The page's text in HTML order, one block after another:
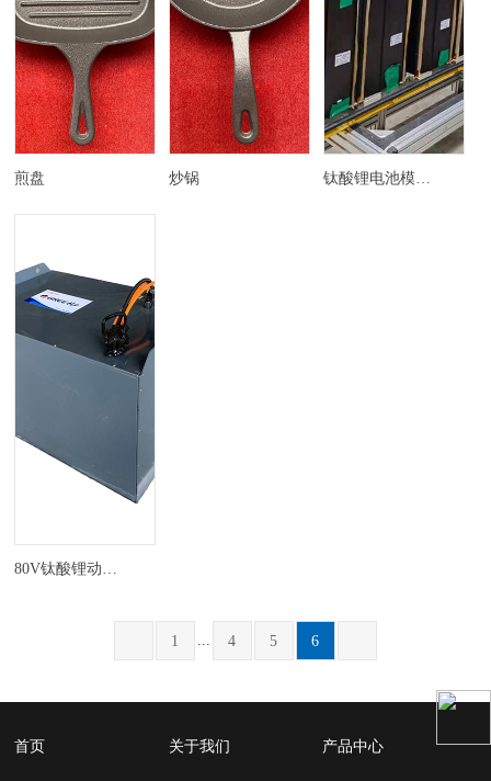
煎盘 炒锅 钛酸锂电池模组矿用卡车动力电池系统
80V钛酸锂动力叉车电池系统
1 ... 4 5 6
首页 关于我们 产品中心